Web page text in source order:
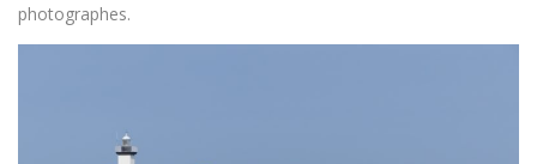
photographes.